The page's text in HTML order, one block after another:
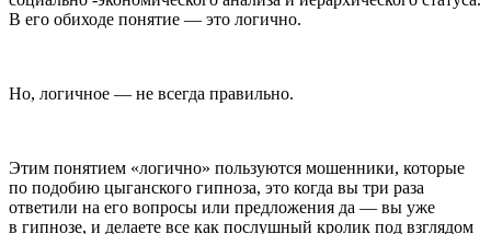
В его обиходе понятие — это логично.
Но, логичное — не всегда правильно.
Этим понятием «логично» пользуются мошенники, которые
по подобию цыганского гипноза, это когда вы три раза
ответили на его вопросы или предложения да — вы уже
в гипнозе, и делаете все как послушный кролик под взглядом